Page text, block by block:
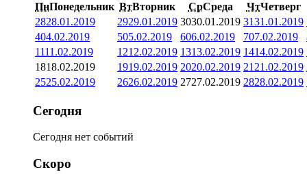
ПнПонедельник ВтВторник СрСреда ЧтЧетверг
2828.01.2019 2929.01.2019 3030.01.2019 3131.01.2019
404.02.2019 505.02.2019 606.02.2019 707.02.2019
1111.02.2019 1212.02.2019 1313.02.2019 1414.02.2019
1818.02.2019 1919.02.2019 2020.02.2019 21 21.02.2019
2525.02.2019 2626.02.2019 2727.02.2019 2828.02.2019
Сегодня
Сегодня нет событий
Скоро